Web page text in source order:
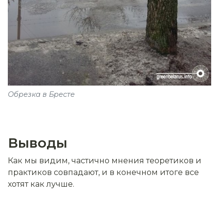
Обрезка в Бресте
Выводы
Как мы видим, частично мнения теоретиков и
практиков совпадают, и в конечном итоге все
хотят как лучше.